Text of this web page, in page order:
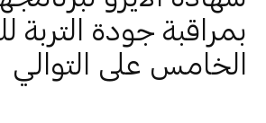
بمراقبة جودة التربة
الخامس على التوالي